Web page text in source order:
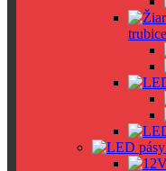
trubice